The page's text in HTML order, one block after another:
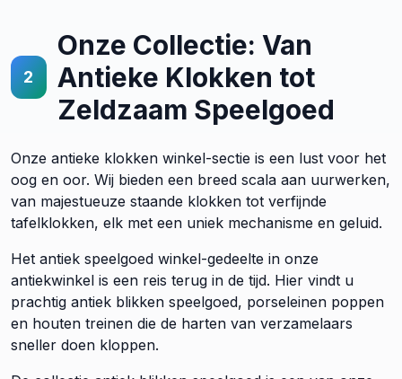
2
Onze Collectie: Van
Antieke Klokken tot
Zeldzaam Speelgoed
Onze antieke klokken winkel-sectie is een lust voor het
oog en oor. Wij bieden een breed scala aan uurwerken,
van majestueuze staande klokken tot verfijnde
tafelklokken, elk met een uniek mechanisme en geluid.
Het antiek speelgoed winkel-gedeelte in onze
antiekwinkel is een reis terug in de tijd. Hier vindt u
prachtig antiek blikken speelgoed, porseleinen poppen
en houten treinen die de harten van verzamelaars
sneller doen kloppen.